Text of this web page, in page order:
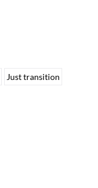
Just transition